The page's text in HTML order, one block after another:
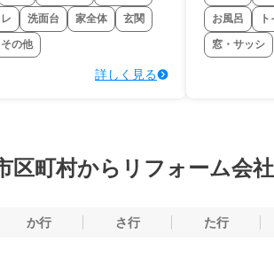
レ 洗面台 家全体 玄関
その他
詳しく見る
お風呂
窓・サッシ
区町村からリフォーム会
か行 さ行 た行